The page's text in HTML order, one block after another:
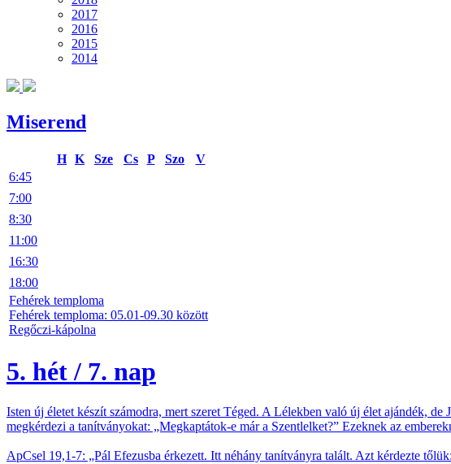
2017
2016
2015
2014
Miserend
H K Sze Cs P Szo
V
6:45
7:00
8:30
11:00
16:30
18:00
Fehérek temploma
Fehérek temploma: 05.01-09.30 között
Regőczi-kápolna
5. hét / 7. nap
Isten új életet készít számodra, mert szeret Téged. A Lélekben való új élet ajándék,
megkérdezi a tanítványokat: „Megkaptátok-e már a Szentlelket?” Ezeknek az
ApCsel 19,1-7: „Pál Efezusba érkezett. Itt néhány tanítványra talált. Azt kérdezte